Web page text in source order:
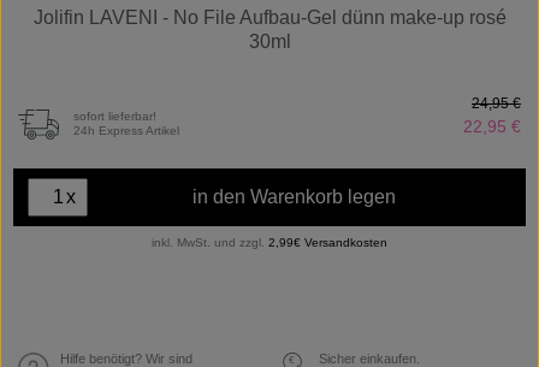
Jolifin LAVENI - No File Aufbau-Gel dünn make-up rosé
30ml
sofort lieferbar!
24h Express Artikel
22,95 €
24,95 €
x in den Warenkorb legen
inkl. MwSt. und zzgl. 2,99€ Versandkosten
Hilfe benötigt? Wir sind
€
Sicher einkaufen.